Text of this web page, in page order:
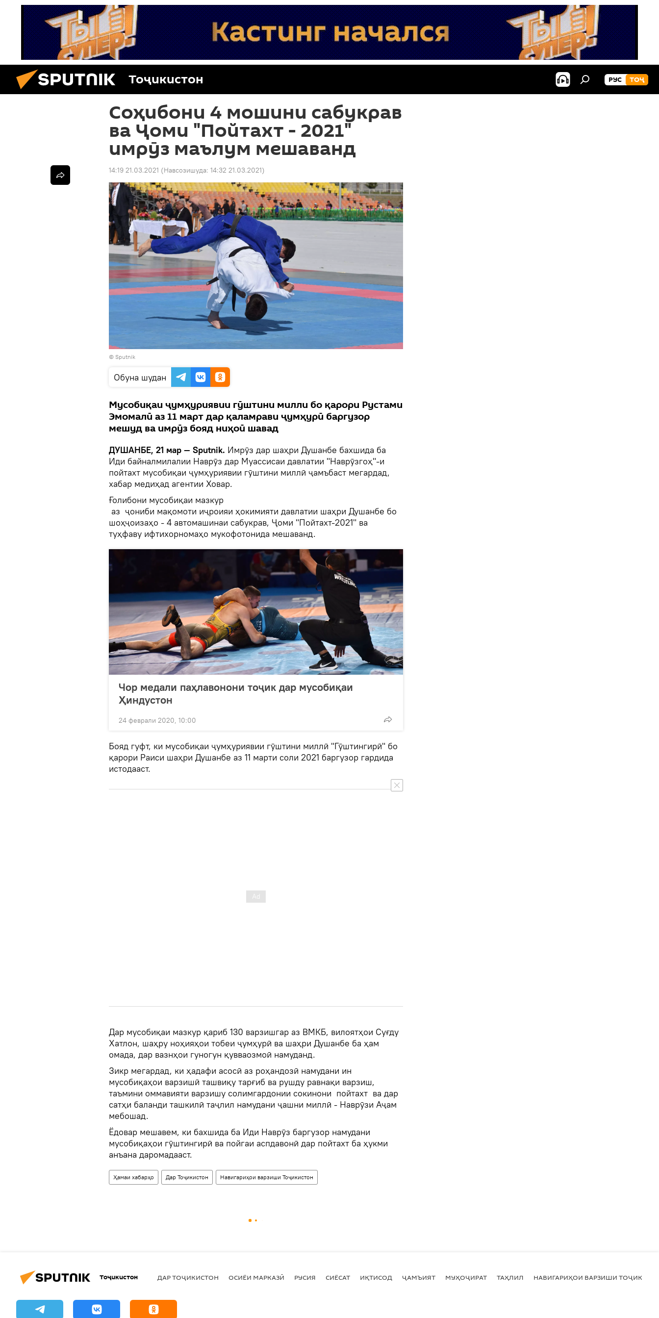
Тоҷикистон РУС ТОҶ
Соҳибони 4 мошини сабукрав
ва Ҷоми "Пойтахт - 2021"
имрӯз маълум мешаванд
14:19 21.03.2021 (Навсозишуда: 14:32 21.03.2021)
© Sputnik
Обуна шудан
Мусобиқаи ҷумҳуриявии гӯштини милли бо қарори Рустами
Эмомалӣ аз 11 март дар қаламрави ҷумҳурӣ баргузор
мешуд ва имрӯз бояд ниҳоӣ шавад
ДУШАНБЕ, 21 мар — Sputnik. Имрӯз дар шаҳри Душанбе бахшида ба
Иди байналмилалии Наврӯз дар Муассисаи давлатии "Наврӯзгоҳ"-и
пойтахт мусобиқаи ҷумҳуриявии гӯштини миллӣ ҷамъбаст мегардад,
хабар медиҳад агентии Ховар.
Ғолибони мусобиқаи мазкур
аз ҷониби мақомоти иҷроияи ҳокимияти давлатии шаҳри Душанбе бо
шоҳҷоизаҳо - 4 автомашинаи сабукрав, Ҷоми "Пойтахт-2021" ва
туҳфаву ифтихорномаҳо мукофотонида мешаванд.
Чор медали паҳлавонони тоҷик дар мусобиқаи
Ҳиндустон
24 феврали 2020, 10:00
Бояд гуфт, ки мусобиқаи ҷумҳуриявии гӯштини миллӣ "Гӯштингирӣ" бо
қарори Раиси шаҳри Душанбе аз 11 марти соли 2021 баргузор гардида
истодааст.
Дар мусобиқаи мазкур қариб 130 варзишгар аз ВМКБ, вилоятҳои Суғду
Хатлон, шаҳру ноҳияҳои тобеи ҷумҳурӣ ва шаҳри Душанбе ба ҳам
омада, дар вазнҳои гуногун қувваозмоӣ намуданд.
Зикр мегардад, ки ҳадафи асосӣ аз роҳандозӣ намудани ин
мусобиқаҳои варзишӣ ташвиқу тарғиб ва рушду равнақи варзиш,
таъмини оммавияти варзишу солимгардонии сокинони пойтахт ва дар
сатҳи баланди ташкилӣ таҷлил намудани ҷашни миллӣ - Наврӯзи Аҷам
мебошад.
Ёдовар мешавем, ки бахшида ба Иди Наврӯз баргузор намудани
мусобиқаҳои гӯштингирӣ ва пойгаи аспдавонӣ дар пойтахт ба ҳукми
анъана даромадааст.
Ҳамаи хабарҳо Дар Тоҷикистон Навигариҳои варзиши Тоҷикистон
Тоҷикистон ДАР ТОҶИКИСТОН ОСИЁИ МАРКАЗӢ РУСИЯ СИЁСАТ ИҚТИСОД ҶАМЪИЯТ МУҲОҶИРАТ ТАҲЛИЛ НАВИГАРИҲОИ ВАРЗИШИ